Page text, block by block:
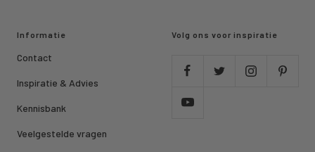
Informatie
Contact
Inspiratie & Advies
Kennisbank
Veelgestelde vragen
Volg ons voor inspiratie